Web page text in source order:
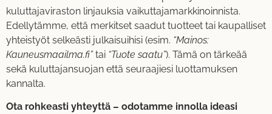
kuluttajaviraston linjauksia vaikuttajamarkkinoinnista.
Edellytämme, että merkitset saadut tuotteet tai kaupalliset
yhteistyöt selkeästi julkaisuihisi (esim. “Mainos:
Kauneusmaailma.fi”tai “Tuote saatu”). Tämä on tärkeää
sekä kuluttajansuojan että seuraajiesi luottamuksen
kannalta.
Ota rohkeasti yhteyttä – odotamme innolla ideasi